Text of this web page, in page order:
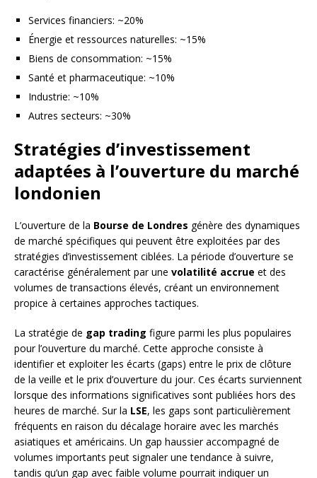
Services financiers: ~20%
Énergie et ressources naturelles: ~15%
Biens de consommation: ~15%
Santé et pharmaceutique: ~10%
Industrie: ~10%
Autres secteurs: ~30%
Stratégies d’investissement
adaptées à l’ouverture du marché
londonien
L’ouverture de la Bourse de Londres génère des dynamiques
de marché spécifiques qui peuvent être exploitées par des
stratégies d’investissement ciblées. La période d’ouverture se
caractérise généralement par une volatilité accrue et des
volumes de transactions élevés, créant un environnement
propice à certaines approches tactiques.
La stratégie de gap trading figure parmi les plus populaires
pour l’ouverture du marché. Cette approche consiste à
identifier et exploiter les écarts (gaps) entre le prix de clôture
de la veille et le prix d’ouverture du jour. Ces écarts surviennent
lorsque des informations significatives sont publiées hors des
heures de marché. Sur la LSE, les gaps sont particulièrement
fréquents en raison du décalage horaire avec les marchés
asiatiques et américains. Un gap haussier accompagné de
volumes importants peut signaler une tendance à suivre,
tandis qu’un gap avec faible volume pourrait indiquer un